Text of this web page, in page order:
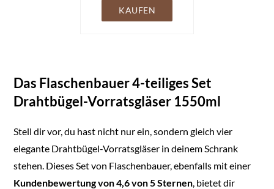
Bügelverschluss inkl.
Etiketten -
Made in Germany
KAUFEN
Das Flaschenbauer 4-teiliges Set
Drahtbügel-Vorratsgläser 1550ml
Stell dir vor, du hast nicht nur ein, sondern gleich vier
elegante Drahtbügel-Vorratsgläser in deinem Schrank
stehen. Dieses Set von Flaschenbauer, ebenfalls mit einer
Kundenbewertung von 4,6 von 5 Sternen , bietet dir